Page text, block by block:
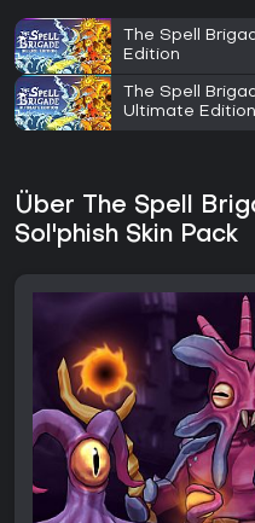
The Spell
Edition
The Spell
Ultimate Edition
Über The Spell
Sol'phish Skin Pack